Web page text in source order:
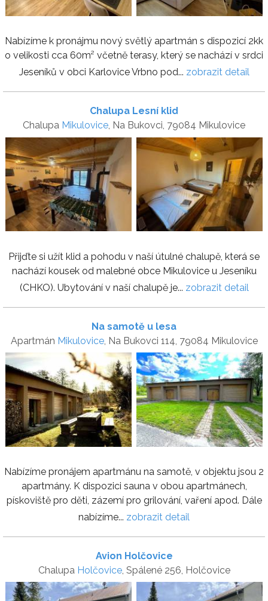
Nabízíme k pronájmu nový světlý apartmán s dispozicí 2kk
o velikosti cca 60m² včetně terasy, který se nachází v srdci
Jeseníků v obci Karlovice Vrbno pod... zobrazit detail
Chalupa Lesní klid
Chalupa Mikulovice, Na Bukovci, 79084 Mikulovice
Přijďte si užít klid a pohodu v naší útulné chalupě, která se
nachází kousek od malebné obce Mikulovice u Jeseníku
(CHKO). Ubytování v naší chalupě je... zobrazit detail
Na samotě u lesa
Apartmán Mikulovice, Na Bukovci 114, 79084 Mikulovice
Nabízíme pronájem apartmánu na samotě, v objektu jsou 2
apartmány. K dispozici sauna v obou apartmánech,
pískoviště pro děti, zázemí pro grilování, vaření apod. Dále
nabízíme... zobrazit detail
Avion Holčovice
Chalupa Holčovice, Spálené 256, Holčovice